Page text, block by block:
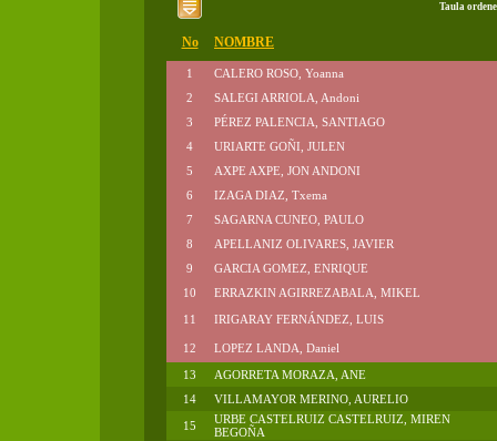
Taula
No NOMBRE
1
CALERO ROSO, Yoanna
2
SALEGI ARRIOLA, Andoni
3
PÉREZ PALENCIA, SANTIAGO
4
URIARTE GOÑI, JULEN
5
AXPE AXPE, JON ANDONI
6
IZAGA DIAZ, Txema
7
SAGARNA CUNEO, PAULO
8
APELLANIZ OLIVARES, JAVIER
9
GARCIA GOMEZ, ENRIQUE
10
ERRAZKIN AGIRREZABALA, MIKEL
11
IRIGARAY FERNÁNDEZ, LUIS
12
LOPEZ LANDA, Daniel
13
AGORRETA MORAZA, ANE
14
VILLAMAYOR MERINO, AURELIO
15
URBE CASTELRUIZ CASTELRUIZ, MIREN
BEGOÑA